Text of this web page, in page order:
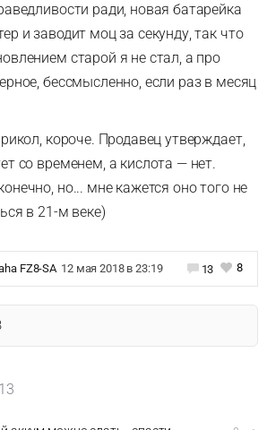
ради, новая батарейка
и заводит моц за секунду, так что
старой я не стал, а про
бессмысленно, если раз в месяц
короче. Продавец утверждает,
со временем, а кислота — нет.
но... мне кажется оно того не
в 21-м веке)
FZ8-SA 12 мая 2018 в 23:19 13 8
13